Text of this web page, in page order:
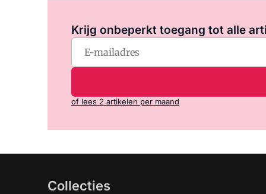
Krijg onbeperkt toegang tot alle
of lees 2 artikelen per maand
Collecties